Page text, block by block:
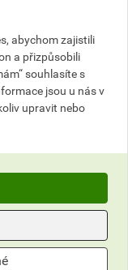
vozy.
požadavky
vysoká
viz záložka
abychom zajistili
a přizpůsobili
souhlasíte s
jsou u nás v
upravit nebo